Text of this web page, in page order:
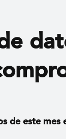
de este mes